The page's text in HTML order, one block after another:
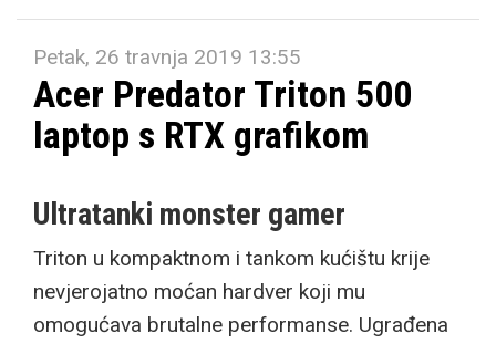
Petak, 26 travnja 2019 13:55
Acer Predator Triton 500
laptop s RTX grafikom
Ultratanki monster gamer
Triton u kompaktnom i tankom kućištu krije
nevjerojatno moćan hardver koji mu
omogućava brutalne performanse. Ugrađena